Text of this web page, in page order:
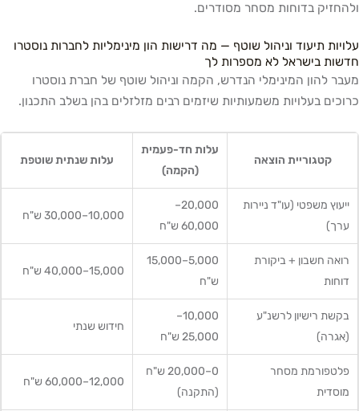
ולהחזיק בדוחות מסחר מסודרים.
עלויות תיעוד וניהול שוטף — מה דרישות הון מינימליות לחברות נוסטרו
חדשות בישראל לא מספרות לך
מעבר להון המינימלי הנדרש, הקמה וניהול שוטף של חברת נוסטרו
כרוכים בעלויות משמעותיות שיזמים רבים מזלזלים בהן בשלב התכנון.
קטגוריית הוצאה
עלות חד-פעמית
(הקמה)
עלות שנתית שוטפת
ייעוץ משפטי (עו"ד ניירות
ערך)
20,000–
60,000 ש"ח
10,000–30,000 ש"ח
רואה חשבון + ביקורת
דוחות
5,000–15,000
ש"ח
15,000–40,000 ש"ח
בקשת רישיון לרשנ"ע
(אגרה)
10,000–
25,000 ש"ח
חידוש שנתי
פלטפורמת מסחר
מוסדית
0–20,000 ש"ח
(התקנה)
12,000–60,000 ש"ח